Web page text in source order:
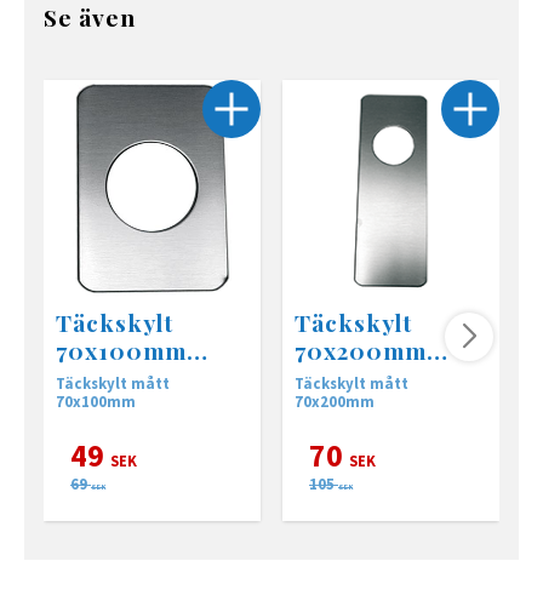
Se även
Täckskylt
70x100mm
(PO169)
Täckskylt mått
70x100mm
49 SEK
69 SEK
Täckskylt
70x200mm
(PO168)
Täckskylt mått
70x200mm
70 SEK
105 SEK